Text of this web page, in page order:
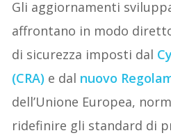
Gli aggiornamenti
affrontano in modo
di sicurezza imposti dal
(CRA) e dal nuovo
dell’Unione Europea,
ridefinire gli standard di